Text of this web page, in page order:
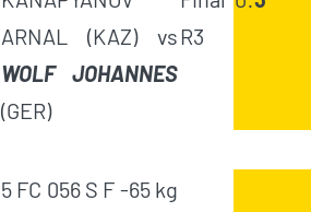
ARNAL (KAZ) vs
WOLF JOHANNES
(GER)
R3
5 FC 056 S F -65 kg